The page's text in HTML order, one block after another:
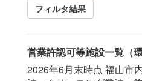
フィルタ結果
営業許認可等施設一覧（
2026年6月末時点 福山市